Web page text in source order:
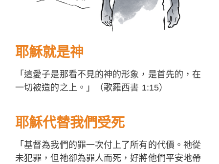
耶穌就是神
「這愛子是那看不見的神的形象，是首先的，在
一切被造的之上。」（歌羅西書 1:15）
耶穌代替我們受死
「基督為我們的罪一次付上了所有的代價。祂從
未犯罪，但祂卻為罪人而死，好將他們平安地帶